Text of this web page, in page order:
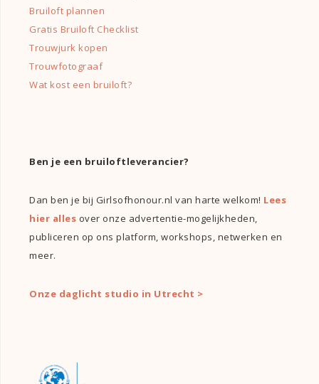
Bruiloft plannen
Gratis Bruiloft Checklist
Trouwjurk kopen
Trouwfotograaf
Wat kost een bruiloft?
Ben je een bruiloftleverancier?
Dan ben je bij Girlsofhonour.nl van harte welkom! Lees
hier alles over onze advertentie-mogelijkheden,
publiceren op ons platform, workshops, netwerken en
meer.
Onze daglicht studio in Utrecht >